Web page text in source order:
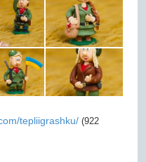
tepliigrashku/ (922